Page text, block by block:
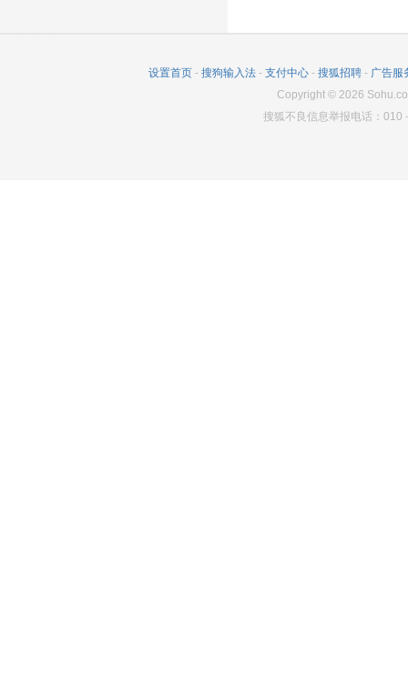
设置首页 - 搜狗输入法 - 支付中心 - 搜狐招聘 - 广告服
Copyright© 2026
搜狐不良信息举报电话：010